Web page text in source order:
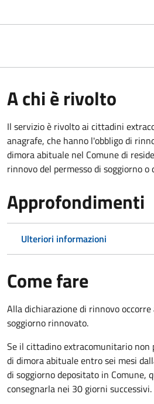
A chi è rivolto
Il servizio è rivolto ai cittadini
anagrafe, che hanno l'obbligo di
dimora abituale nel Comune di
rinnovo del permesso di soggiorno
Approfondimenti
Ulteriori informazioni
Come fare
Alla dichiarazione di rinnovo
soggiorno rinnovato.
Se il cittadino extracomunitario non
di dimora abituale entro sei mesi
di soggiorno depositato in Comune,
consegnarla nei 30 giorni successivi.